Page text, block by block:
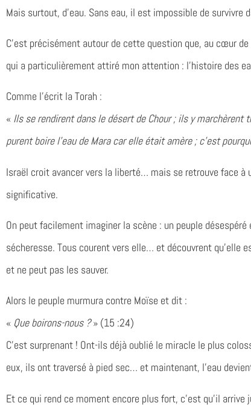
Mais surtout, d’eau. Sans eau, il est impossible de
C’est précisément autour de cette question que, au cœur
qui a particulièrement attiré mon attention : l’histoire des
Comme l’écrit la Torah :
« Ils se rendirent dans le désert de Chour ; ils y marchèrent
purent boire l’eau de Mara car elle était amère ; c’est
Israël croit avancer vers la liberté… mais se retrouve face
significative.
On peut facilement imaginer la scène : un peuple
sécheresse. Tous courent vers elle… et découvrent qu’elle
et ne peut pas les sauver.
Alors le peuple murmura contre Moïse et dit :
« Que boirons-nous ?» (15 :24)
C’est surprenant ! Ont-ils déjà oublié le miracle le plus
eux, ils ont traversé à pied sec… et maintenant, l’eau
Et ce qui rend ce moment encore plus fort, c’est qu’il